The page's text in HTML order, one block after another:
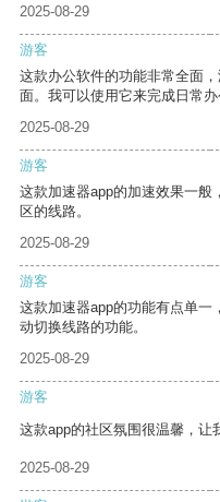
2025-08-29
游客
这款办公软件的功能非常全面
面。我可以使用它来完成日常办
2025-08-29
游客
这款加速器app的加速效果一般
区的线路。
2025-08-29
游客
这款加速器app的功能有点单一
动切换线路的功能。
2025-08-29
游客
这款app的社区氛围很温馨，让
2025-08-29